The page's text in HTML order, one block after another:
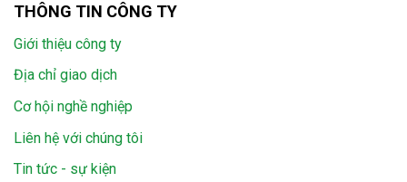
THÔNG TIN CÔNG TY
Giới thiệu công ty
Địa chỉ giao dịch
Cơ hội nghề nghiệp
Liên hệ với chúng tôi
Tin tức - sự kiện